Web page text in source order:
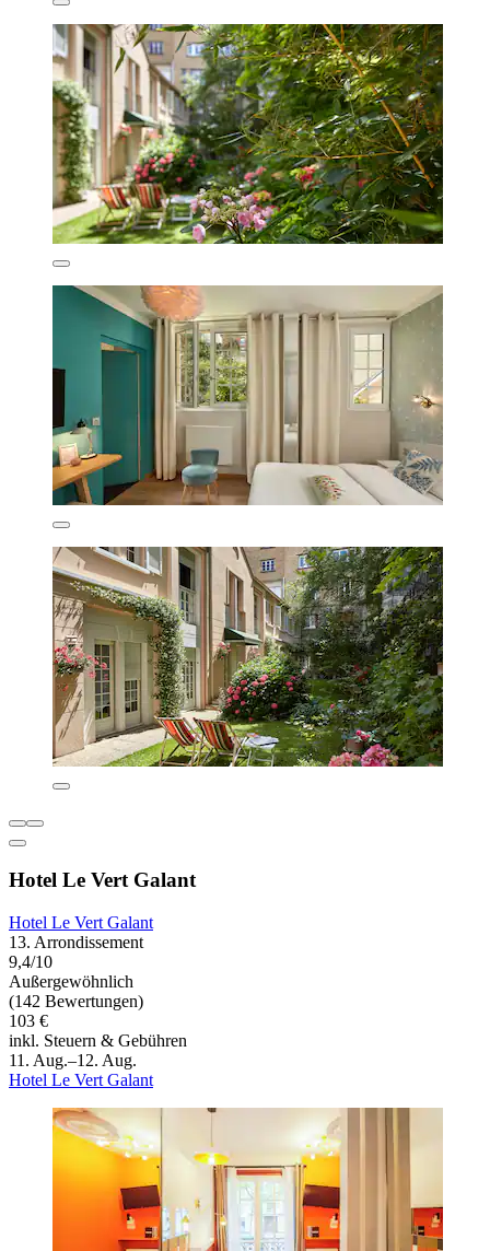
Hotel Le Vert Galant
Hotel Le Vert Galant
13. Arrondissement
9,4/10
Außergewöhnlich
(142 Bewertungen)
103 €
inkl. Steuern & Gebühren
11. Aug.–12. Aug.
Hotel Le Vert Galant